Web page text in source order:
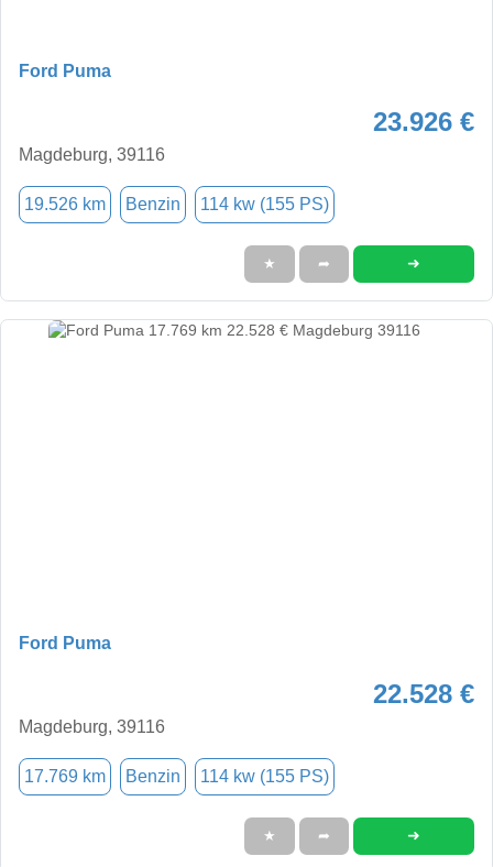
Ford Puma
23.926 €
Magdeburg, 39116
19.526 km Benzin 114 kw (155 PS)
★ ➦ ➜
Ford Puma
22.528 €
Magdeburg, 39116
17.769 km Benzin 114 kw (155 PS)
★ ➦ ➜